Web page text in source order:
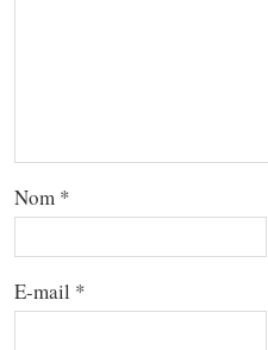
Nom *
E-mail *